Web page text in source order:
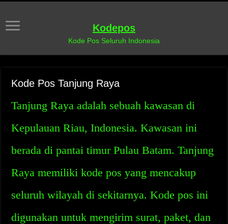
Kodepos
Kode Pos Seluruh Indonesia
Kode Pos Tanjung Raya
Tanjung Raya adalah sebuah kawasan di
Kepulauan Riau, Indonesia. Kawasan ini
berada di pantai timur Pulau Batam. Tanjung
Raya memiliki kode pos yang mencakup
seluruh wilayah di sekitarnya. Kode pos ini
digunakan untuk mengirim surat, paket, dan